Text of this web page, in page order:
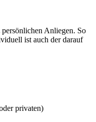
Anliegen. So
ist auch der darauf
privaten)